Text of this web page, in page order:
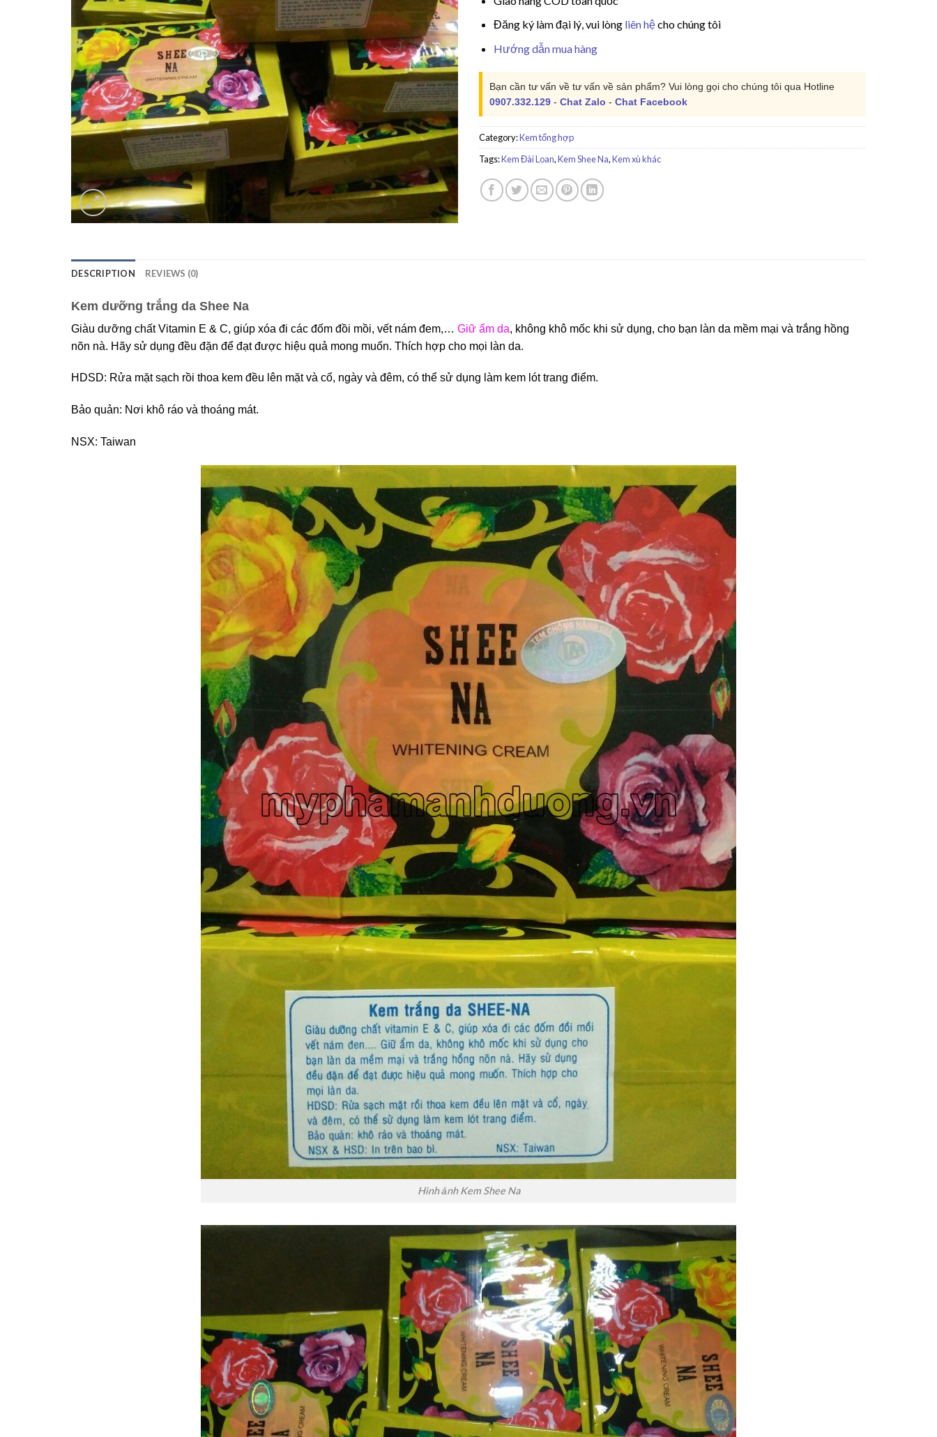
Đăng ký làm đại lý, vui lòng liên hệcho chúng tôi
Hướng dẫn mua hàng
Bạn cần tư vấn về tư vấn về sản phẩm? Vui lòng gọi cho chúng tôi qua Hotline
0907.332.129 - Chat Zalo - Chat Facebook
Category:Kem tổng hợp
Tags:Kem Đài Loan,Kem Shee Na,Kem xù khác
DESCRIPTION REVIEWS (0)
Kem dưỡng trắng da Shee Na
Giàu dưỡng chất Vitamin E & C, giúp xóa đi các đốm đồi mồi, vết nám đem,… Giữ ẩm da, không khô mốc khi sử dụng, cho bạn làn da mềm mại và trắng hồng
nõn nà. Hãy sử dụng đều đặn để đạt được hiệu quả mong muốn. Thích hợp cho mọi làn da.
HDSD: Rửa mặt sạch rồi thoa kem đều lên mặt và cổ, ngày và đêm, có thể sử dụng làm kem lót trang điểm.
Bảo quản: Nơi khô ráo và thoáng mát.
NSX: Taiwan
Hình ảnh Kem Shee Na